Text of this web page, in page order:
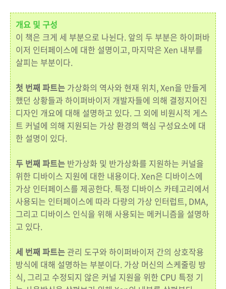
개요 및 구성
이 책은 크게 세 부분으로 나뉜다. 앞의 두 부분은 하이퍼바
이저 인터페이스에 대한 설명이고, 마지막은 Xen 내부를
살피는 부분이다.
첫 번째 파트는 가상화의 역사와 현재 위치, Xen을 만들게
했던 상황들과 하이퍼바이저 개발자들에 의해 결정지어진
디자인 개요에 대해 설명하고 있다. 그 외에 비원시적 게스
트 커널에 의해 지원되는 가상 환경의 핵심 구성요소에 대
한 설명이 있다.
두 번째 파트는 반가상화 및 반가상화를 지원하는 커널을
위한 디바이스 지원에 대한 내용이다. Xen은 디바이스에
가상 인터페이스를 제공한다. 특정 디바이스 카테고리에서
사용되는 인터페이스에 따라 다량의 가상 인터럽트, DMA,
그리고 디바이스 인식을 위해 사용되는 메커니즘을 설명하
고 있다.
세 번째 파트는 관리 도구와 하이퍼바이저 간의 상호작용
방식에 대해 설명하는 부분이다. 가상 머신의 스케줄링 방
식, 그리고 수정되지 않은 커널 지원을 위한 CPU 특정 기